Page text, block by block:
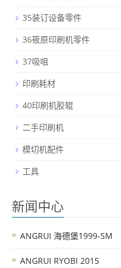
35装订设备零件
36筱原印刷机零件
37吸咀
印刷耗材
40印刷机胶辊
二手印刷机
模切机配件
工具
新闻中心
ANGRUI 海德堡1999-SM
ANGRUI RYOBI 2015